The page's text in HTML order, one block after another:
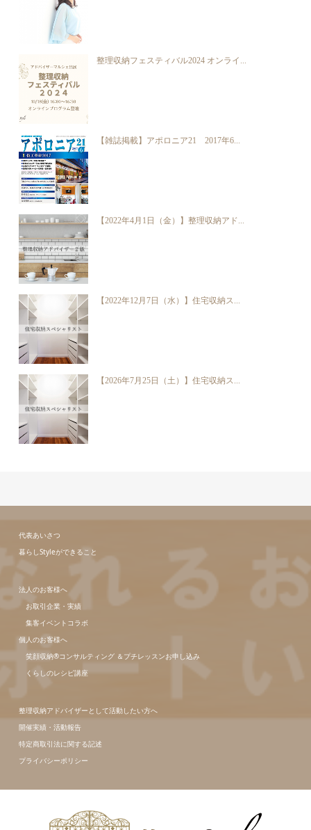
整理収納フェスティバル2024 オンライ...
【雑誌掲載】アポロニア21 2017年6...
【2022年4月1日（金）】整理収納アド...
【2022年12月7日（水）】住宅収納ス...
【2026年7月25日（土）】住宅収納ス...
代表あいさつ
暮らしStyleができること
法人のお客様へ
お取引企業・実績
集客イベントコラボ
個人のお客様へ
笑顔収納®コンサルティング ＆プチレッスンお申し込み
くらしのレシピ講座
整理収納アドバイザーとして活動したい方へ
開催実績・活動報告
特定商取引法に関する記述
プライバシーポリシー